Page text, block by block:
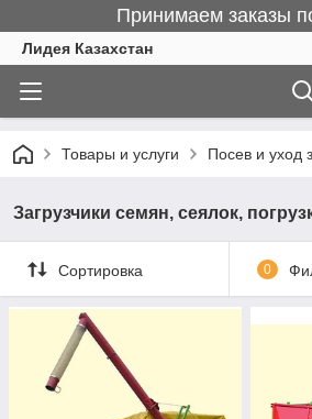
Принимаем заказы
Лидея Казахстан
Товары и услуги Посев и уход
Загрузчики семян, сеялок,
Сортировка 0